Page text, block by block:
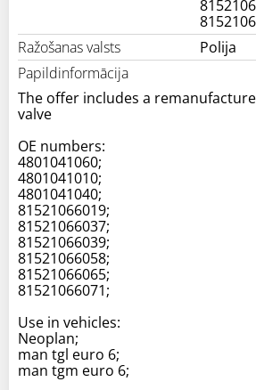
Ražošanas valsts
Polija
Papildinformācija
The offer includes a
valve
OE numbers:
4801041060;
4801041010;
4801041040;
81521066019;
81521066037;
81521066039;
81521066058;
81521066065;
81521066071;
Use in vehicles:
Neoplan;
man tgl euro 6;
man tgm euro 6;